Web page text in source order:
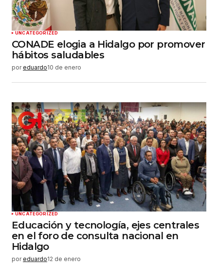
Enviar comentario
UNCATEGORIZED
CONADE elogia a Hidalgo por promover
hábitos saludables
por eduardo10 de enero
UNCATEGORIZED
Educación y tecnología, ejes centrales
en el foro de consulta nacional en
Hidalgo
por eduardo12 de enero